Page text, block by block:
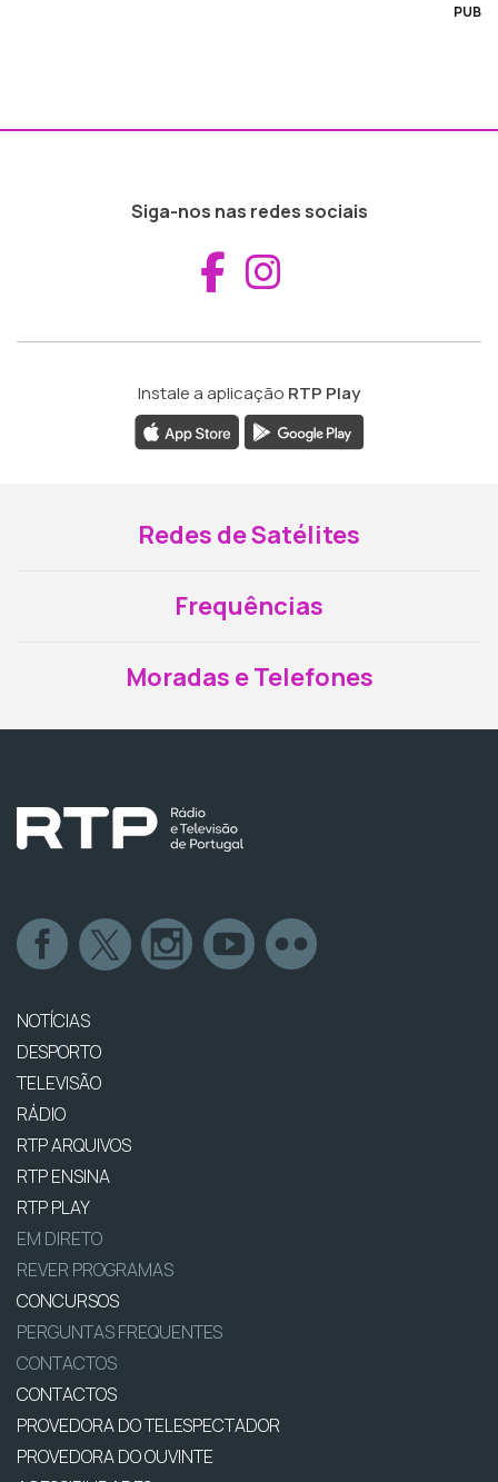
PUB
Siga-nos nas redes sociais
Aceder ao
Instale a aplicação RTP Play
Redes de Satélites
Frequências
Moradas e Telefones
NOTÍCIAS
DESPORTO
TELEVISÃO
RÁDIO
RTP ARQUIVOS
RTP ENSINA
RTP PLAY
EM DIRETO
REVER PROGRAMAS
CONCURSOS
PERGUNTAS FREQUENTES
CONTACTOS
CONTACTOS
PROVEDORA DO TELESPECTADOR
PROVEDORA DO OUVINTE